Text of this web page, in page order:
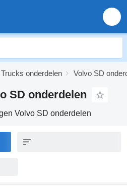
onderdelen Volvo SD
SD onderdelen
Volvo SD onderdelen